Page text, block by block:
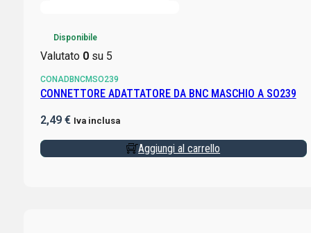
Disponibile
Valutato 0su 5
CONADBNCMSO239
CONNETTORE ADATTATORE DA BNC MASCHIO A SO239
2,49 € Iva inclusa
Aggiungi al carrello